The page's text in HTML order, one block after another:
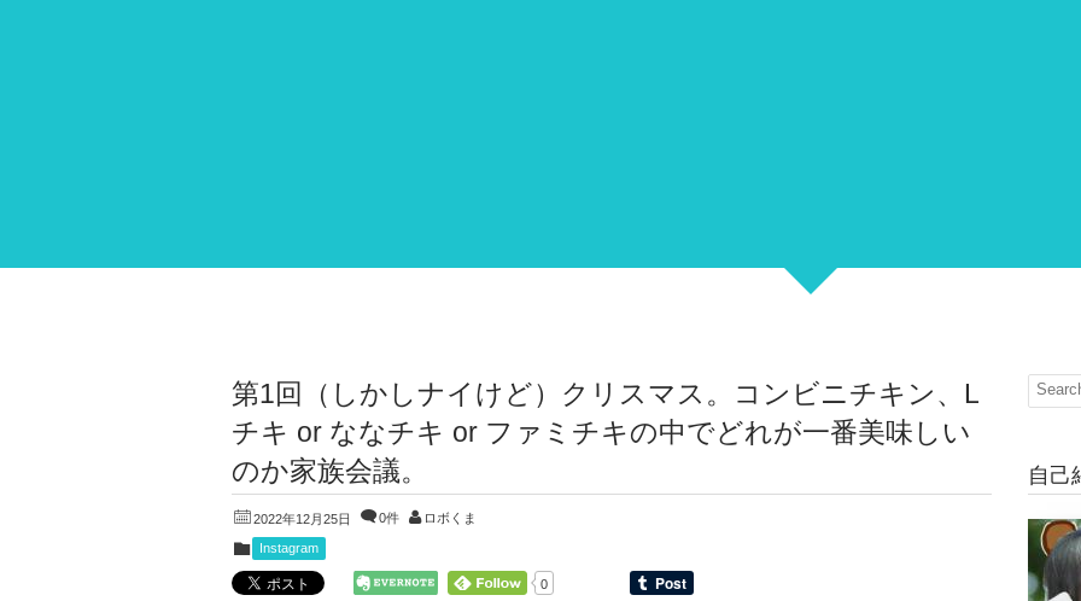
第1回（しかしナイけど）クリスマス。コンビニチキン、L
チキ or ななチキ or ファミチキの中でどれが一番美味しい
のか家族会議。
2022年12月25日 0件 ロボくま
Instagram
0
自己